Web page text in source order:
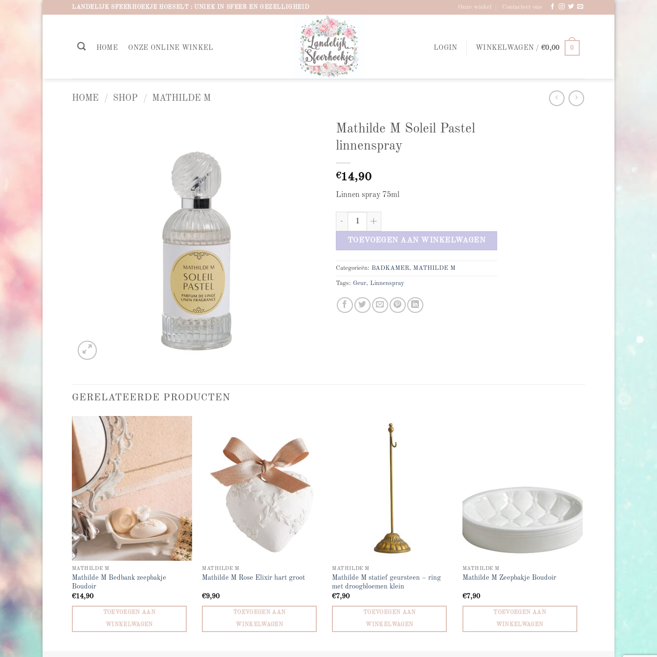
LANDELIJK SFEERHOEKJE HOESELT : UNIEK IN SFEER EN GEZELLIGHEID Onze winkel Contacteer ons
HOME ONZE ONLINE WINKEL LOGIN WINKELWAGEN /€0,00 0
HOME / SHOP / MATHILDE M
Mathilde M Soleil Pastel
linnenspray
€14,90
Linnen spray 75ml
Mathilde M Soleil Pastel linnenspray aantal
TOEVOEGEN AAN WINKELWAGEN
Categorieën: BADKAMER, MATHILDE M
Tags: Geur, Linnenspray
GERELATEERDE PRODUCTEN
wishlist
MATHILDE M
Mathilde M Bedbank zeepbakje
Boudoir
€14,90
TOEVOEGEN AAN
WINKELWAGEN
Add to
wishlist
MATHILDE M
Mathilde M Rose Elixir hart groot
€9,90
TOEVOEGEN AAN
WINKELWAGEN
MATHILDE M
Mathilde M statief geursteen – ring
met droogbloemen klein
€7,90
TOEVOEGEN AAN
WINKELWAGEN
MATHILDE M
Mathilde M Zeepbakje Boudoir
€7,90
TOEVOEGEN AAN
WINKELWAGEN